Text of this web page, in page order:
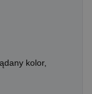
kolor,